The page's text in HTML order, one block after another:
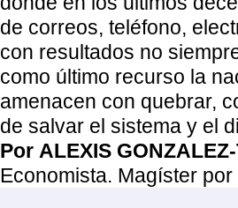
de correos, teléfono,
con resultados no
como último recurso la
amenacen con quebrar,
de salvar el sistema y el
Por ALEXIS
Economista. Magíster